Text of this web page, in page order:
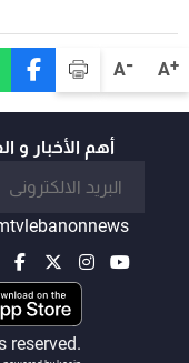
A+
A-
أهم الأخبار و
reserved.